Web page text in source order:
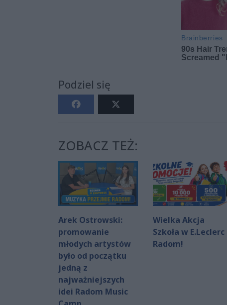
Podziel się
ZOBACZ TEŻ:
Arek Ostrowski:
promowanie
młodych artystów
było od początku
jedną z
najważniejszych
idei Radom Music
Wielka Akcja
Szkoła w E.Leclerc
Radom!